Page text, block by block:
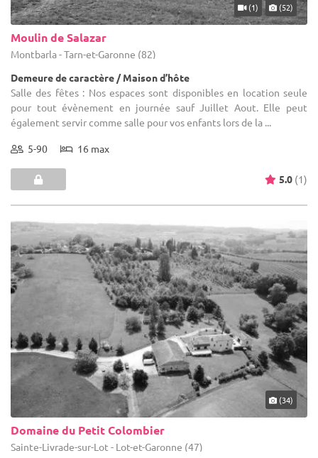
(1) (52)
Moulin de Salazar
Montbarla - Tarn-et-Garonne (82)
Demeure de caractère / Maison d’hôte
Salle des fêtes : Nos espaces sont disponibles en location seule
pour tout évènement en journée sauf Juillet Aout. Elle peut
également servir comme salle pour vos enfants lors de la ...
5-90 16 max
5.0 (1)
(34)
Domaine du Petit Colombier
Sainte-Livrade-sur-Lot - Lot-et-Garonne (47)